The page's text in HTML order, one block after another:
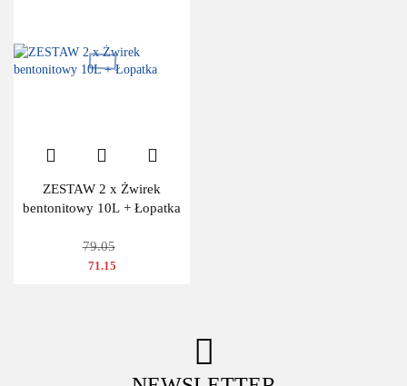
ZESTAW 2 x Żwirek
bentonitowy 10L + Łopatka
79.05
71.15